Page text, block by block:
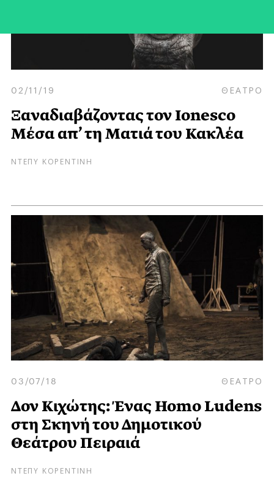
02/11/19 ΘΕΑΤΡΟ
Ξαναδιαβάζοντας τον Ionesco
Μέσα απ’ τη Ματιά του Κακλέα
ΝΤΕΠΥ ΚΟΡΕΝΤΙΝΗ
03/07/18 ΘΕΑΤΡΟ
Δον Κιχώτης: Ένας Homo Ludens
στη Σκηνή του Δημοτικού
Θεάτρου Πειραιά
ΝΤΕΠΥ ΚΟΡΕΝΤΙΝΗ